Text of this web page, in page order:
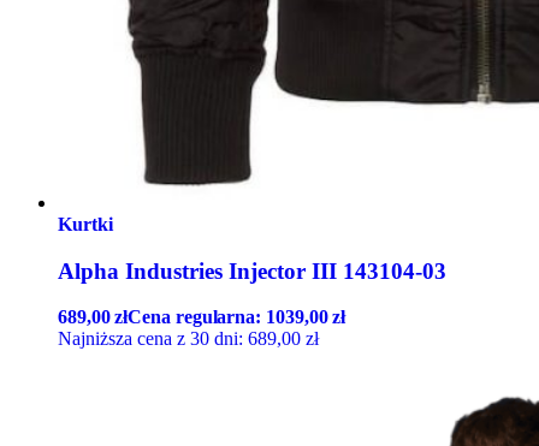
Kurtki
Alpha Industries Injector III 143104-03
689,00złCena regularna: 1039,00zł
Najniższa cena z 30 dni: 689,00 zł